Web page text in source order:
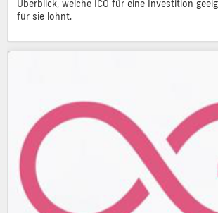
Überblick, welche ICO für eine Investition
für sie lohnt.